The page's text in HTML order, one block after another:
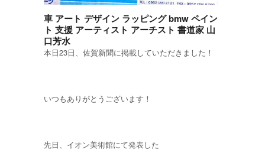
車 アート デザイン ラッピング bmw ペイン
ト 支援 アーティスト アーチスト 書道家 山
口芳水
本日23日、佐賀新聞に掲載していただきました！
いつもありがとうございます！
先日、イオン美術館にて発表した